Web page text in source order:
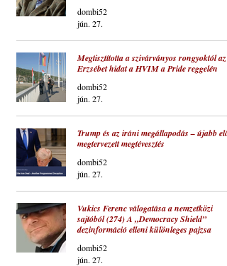
dombi52
jún. 27.
Megtisztította a szivárványos rongyoktól az
Erzsébet hidat a HVIM a Pride reggelén
dombi52
jún. 27.
Trump és az iráni megállapodás – újabb
megtervezett megtévesztés
dombi52
jún. 27.
Vukics Ferenc válogatása a nemzetközi
sajtóból (274) A „Democracy Shield”
dezinformáció elleni különleges pajzsa
dombi52
jún. 27.